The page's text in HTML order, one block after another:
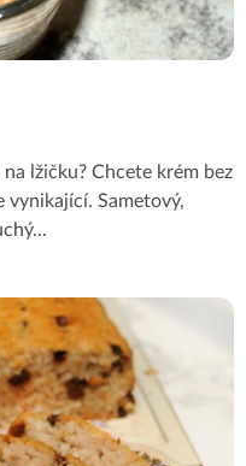
lžičku? Chcete krém bez
vynikající. Sametový,
...